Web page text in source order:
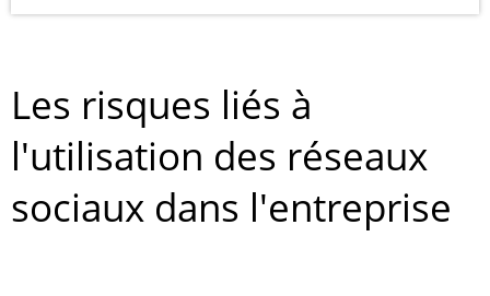
Les risques liés à
l'utilisation des réseaux
sociaux dans l'entreprise